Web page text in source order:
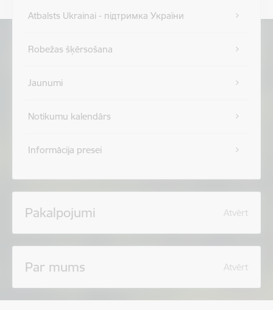
Atbalsts Ukrainai - підтримка України
Robežas šķērsošana
Jaunumi
Notikumu kalendārs
Informācija presei
Pakalpojumi Atvērt
Par mums Atvērt